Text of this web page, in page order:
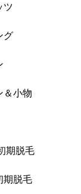
ツ
グ
＆小物
期脱毛
期脱毛